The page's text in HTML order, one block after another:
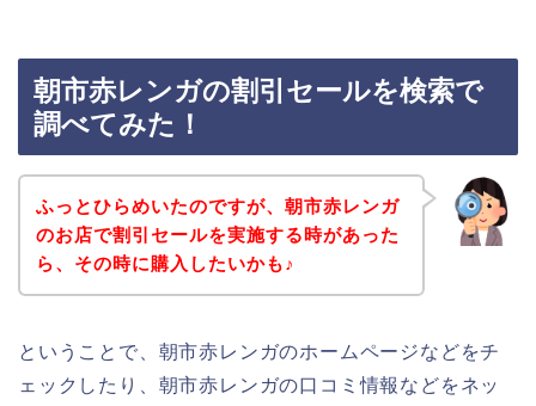
朝市赤レンガの割引セールを検索で
調べてみた！
ふっとひらめいたのですが、朝市赤レンガ
のお店で割引セールを実施する時があった
ら、その時に購入したいかも♪
ということで、朝市赤レンガのホームページなどをチ
ェックしたり、朝市赤レンガの口コミ情報などをネッ